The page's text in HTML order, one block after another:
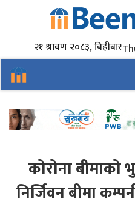
२१ श्रावण २०८३, बिहीबार
कोरोना बीमाको
निर्जिवन बीमा